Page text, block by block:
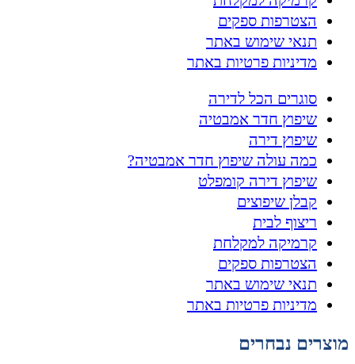
הצטרפות ספקים
תנאי שימוש באתר
מדיניות פרטיות באתר
סוגרים הכל לדירה
שיפוץ חדר אמבטיה
שיפוץ דירה
כמה עולה שיפוץ חדר אמבטיה?
שיפוץ דירה קומפלט
קבלן שיפוצים
ריצוף לבית
קרמיקה למקלחת
הצטרפות ספקים
תנאי שימוש באתר
מדיניות פרטיות באתר
מוצרים נבחרים